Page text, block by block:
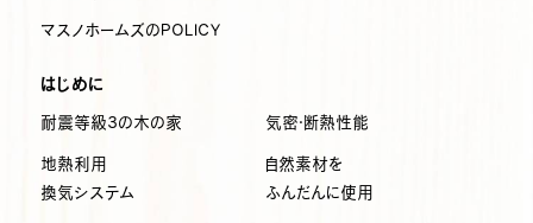
マスノホームズのPOLICY
はじめに
耐震等級3の木の家 気密・断熱性能
地熱利用
換気システム
自然素材を
ふんだんに使用